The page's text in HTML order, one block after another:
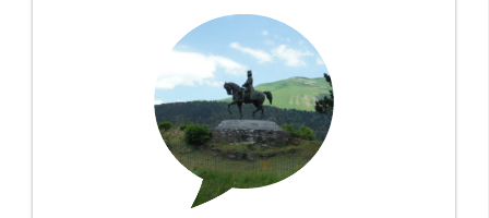
Déchetterie intercommunale et points propres
Gestion des déchets
Gestion des cours d’eau
Transition énergétique
Espace Conseil France Rénov’